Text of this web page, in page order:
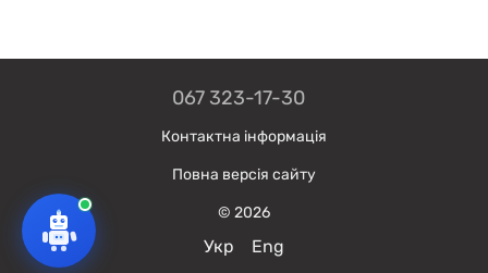
067 323-17-30
Контактна інформація
Повна версія сайту
© 2026
Укр Eng